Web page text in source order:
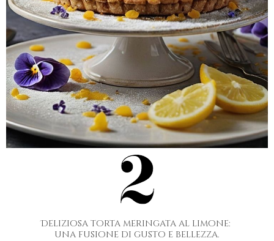
Deliziosa torta meringata al limone:
una fusione di gusto e bellezza.